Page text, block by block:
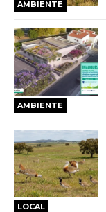
AMBIENTE
AMBIENTE
LOCAL